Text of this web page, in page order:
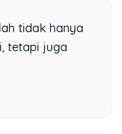
tidak hanya
tetapi juga